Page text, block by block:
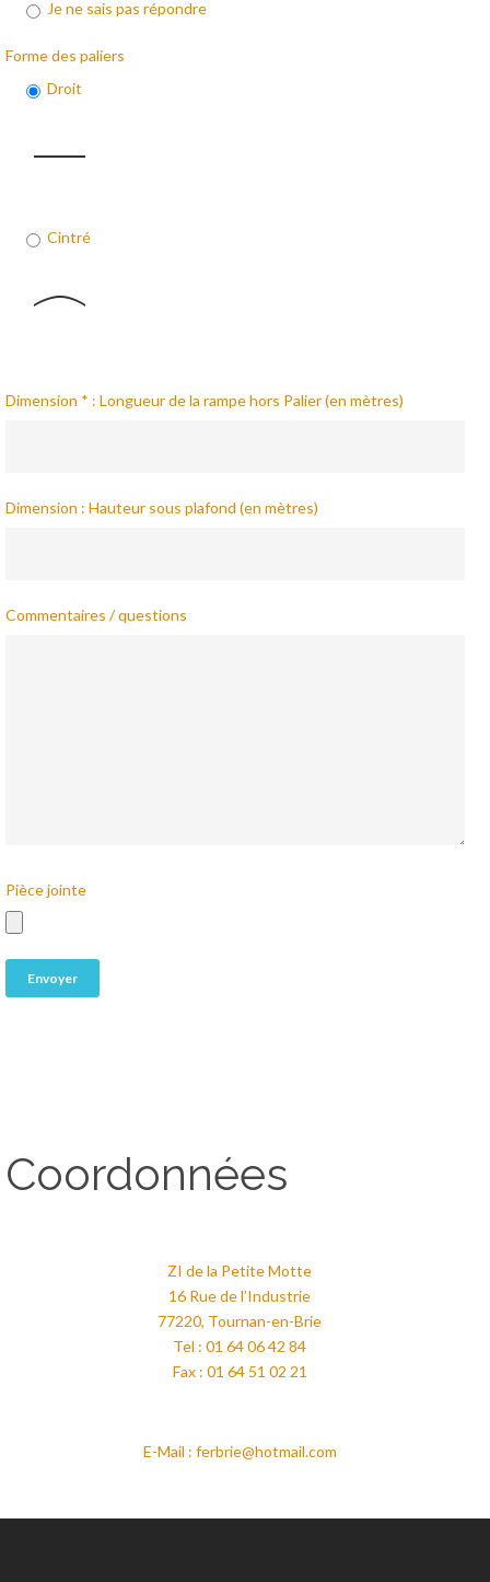
Je ne sais pas répondre
Forme des paliers
Droit
Cintré
Dimension * : Longueur de la rampe hors Palier (en mètres)
Dimension : Hauteur sous plafond (en mètres)
Commentaires / questions
Pièce jointe
Coordonnées
ZI de la Petite Motte
16 Rue de l’Industrie
77220, Tournan-en-Brie
Tel : 01 64 06 42 84
Fax : 01 64 51 02 21
E-Mail : ferbrie@hotmail.com